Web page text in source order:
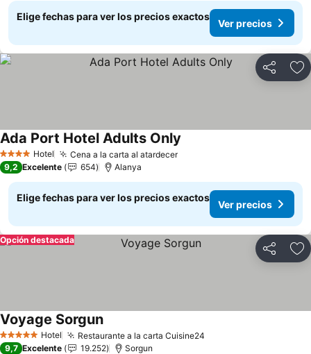
Elige fechas para ver los precios exactos
Ver precios
Compartir
4 EstrellasHotel Cena a la carta al atardecerVer precios
Ada Port Hotel Adults Only
9,2 Excelente 654 Alanya
Elige fechas para ver los precios exactos
Ver precios
Compartir
Opción destacada
5 Estrellas Hotel Restaurante a la carta Cuisine24
Voyage SorgunVer precios
9,7 Excelente 19.252 Sorgun